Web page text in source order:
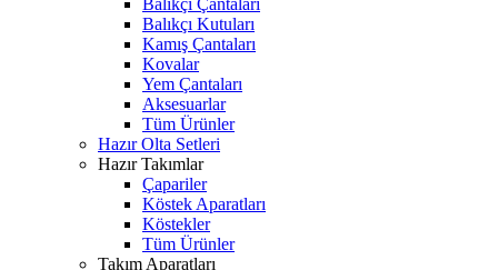
Balıkçı Çantaları
Balıkçı Kutuları
Kamış Çantaları
Kovalar
Yem Çantaları
Aksesuarlar
Tüm Ürünler
Hazır Olta Setleri
Hazır Takımlar
Çapariler
Köstek Aparatları
Köstekler
Tüm Ürünler
Takım Aparatları